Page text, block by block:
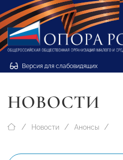
Версия для слабовидящих
НОВОСТИ
Новости Анонсы